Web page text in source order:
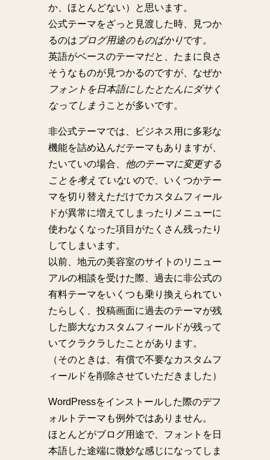
か、ほとんどない）と思います。
公式テーマをざっと見渡した時、見つか
るのは ブログ用途のものばかりです。
英語がベースのテーマだと、たまに良さ
そうなものが見つかるのですが、なぜか
フォントを日本語にしたとたんにダサく
なってしまう ことが多いです。
非公式テーマでは、ビジネス用に多彩な
機能を詰め込んだテーマもありますが、
たいていの場合、 他のテーマに変更する
ことを考えていないので、いくつかテー
マを切り替えただけでカスタムフィール
ドが異常に増えてしまったりメニューに
使わなくなった項目がたくさん残ったり
してしまいます。
以前、地元の美容室のサイトのリニュー
アルの相談を受けた際、過去に非公式の
有料テーマをいくつも乗り換えられてい
たらしく、投稿画面に過去のテーマが残
した膨大なカスタムフィールドが残って
いてクラクラしたことがあります。
（そのときは、有償で不要なカスタムフ
ィールドを削除させていただきました）
WordPressをインストールした際のデフ
ォルトテーマも例外ではありません。
ほとんどがブログ用途で、フォントを日
本語した途端に微妙な感じになってしま